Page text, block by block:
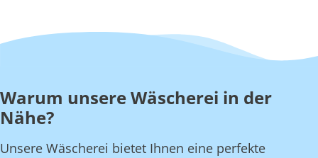
Warum unsere Wäscherei in der
Nähe?
Unsere Wäscherei bietet Ihnen eine perfekte